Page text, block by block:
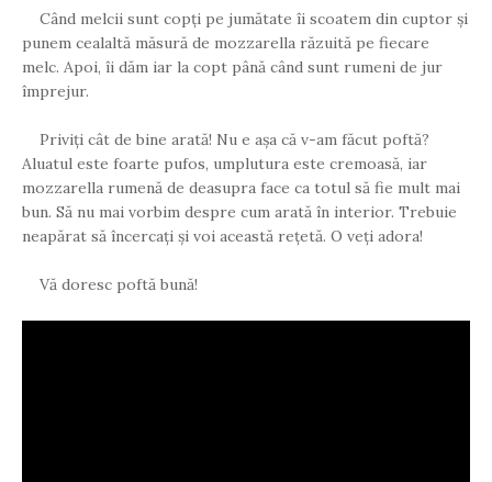
Când melcii sunt copți pe jumătate îi scoatem din cuptor și
punem cealaltă măsură de mozzarella răzuită pe fiecare
melc. Apoi, îi dăm iar la copt până când sunt rumeni de jur
împrejur.
Priviți cât de bine arată! Nu e așa că v-am făcut poftă?
Aluatul este foarte pufos, umplutura este cremoasă, iar
mozzarella rumenă de deasupra face ca totul să fie mult mai
bun. Să nu mai vorbim despre cum arată în interior. Trebuie
neapărat să încercați și voi această rețetă. O veți adora!
Vă doresc poftă bună!